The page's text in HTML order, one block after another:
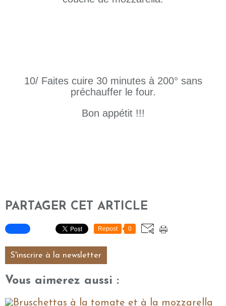
10/ Faites cuire 30 minutes à 200° sans
préchauffer le four.
Bon appétit !!!
PARTAGER CET ARTICLE
Repost 0
S'inscrire à la newsletter
Vous aimerez aussi :